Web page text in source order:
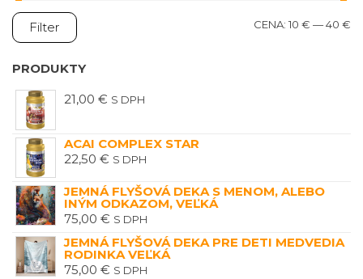
Filter CENA: 10 € —40 €
PRODUKTY
21,00 € S DPH
ACAI COMPLEX STAR
22,50 € S DPH
JEMNÁ FLYŠOVÁ DEKA S MENOM, ALEBO
INÝM ODKAZOM, VEĽKÁ
75,00 € S DPH
JEMNÁ FLYŠOVÁ DEKA PRE DETI MEDVEDIA
RODINKA VEĽKÁ
75,00 € S DPH